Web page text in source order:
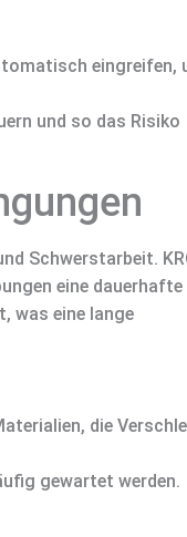
eingreifen,
und so das Risiko
Schwerstarbeit.
eine dauerhafte
was eine lange
die
gewartet werden.